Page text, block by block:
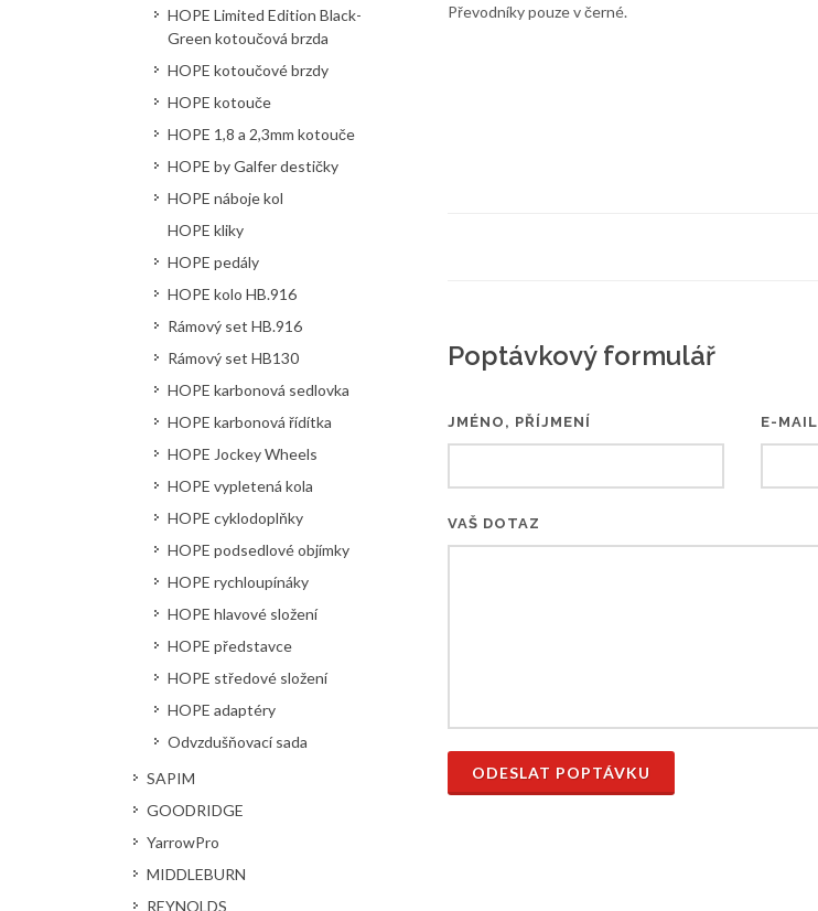
Převodníky pouze v černé.
Poptávkový formulář
JMÉNO, PŘÍJMENÍ E-MAIL
VAŠ DOTAZ
ODESLAT POPTÁVKU
HOPE Limited Edition Black-
Green kotoučová brzda
HOPE kotoučové brzdy
HOPE kotouče
HOPE 1,8 a 2,3mm kotouče
HOPE by Galfer destičky
HOPE náboje kol
HOPE kliky
HOPE pedály
HOPE kolo HB.916
Rámový set HB.916
Rámový set HB130
HOPE karbonová sedlovka
HOPE karbonová řídítka
HOPE Jockey Wheels
HOPE vypletená kola
HOPE cyklodoplňky
HOPE podsedlové objímky
HOPE rychloupínáky
HOPE hlavové složení
HOPE představce
HOPE středové složení
HOPE adaptéry
Odvzdušňovací sada
SAPIM
GOODRIDGE
YarrowPro
MIDDLEBURN
REYNOLDS